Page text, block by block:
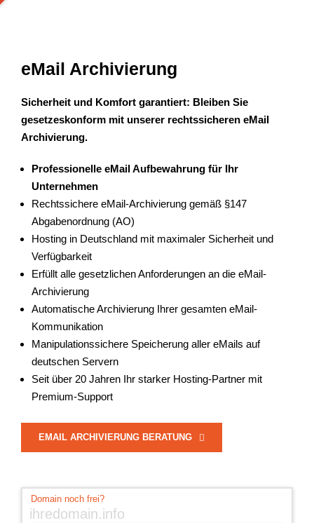
eMail Archivierung
Sicherheit und Komfort garantiert: Bleiben Sie
gesetzeskonform mit unserer rechtssicheren eMail
Archivierung.
Professionelle eMail Aufbewahrung für Ihr
Unternehmen
Rechtssichere eMail-Archivierung gemäß §147
Abgabenordnung (AO)
Hosting in Deutschland mit maximaler Sicherheit und
Verfügbarkeit
Erfüllt alle gesetzlichen Anforderungen an die eMail-
Archivierung
Automatische Archivierung Ihrer gesamten eMail-
Kommunikation
Manipulationssichere Speicherung aller eMails auf
deutschen Servern
Seit über 20 Jahren Ihr starker Hosting-Partner mit
Premium-Support
EMAIL ARCHIVIERUNG BERATUNG